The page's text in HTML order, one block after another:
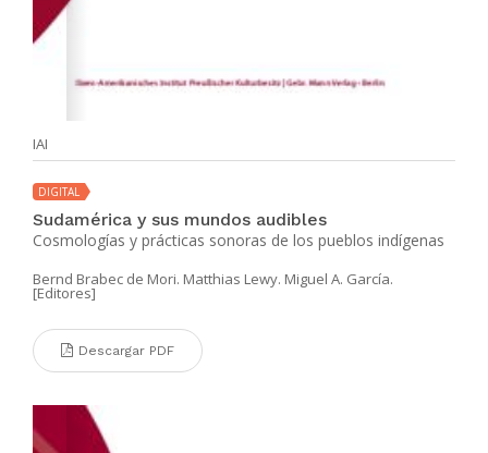
IAI
DIGITAL
Sudamérica y sus mundos audibles
Cosmologías y prácticas sonoras de los pueblos indígenas
Bernd Brabec de Mori. Matthias Lewy. Miguel A. García.
[Editores]
Descargar PDF